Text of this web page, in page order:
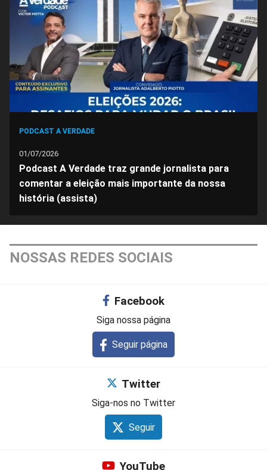
PODCAST A VERDADE
01/07/2026
Podcast A Verdade traz grande jornalista para
comentar a eleição mais importante da nossa
história (assista)
NOSSAS REDES SOCIAIS
Facebook
Siga nossa página
Seguir página
Twitter
Siga-nos no Twitter
Seguir
YouTube